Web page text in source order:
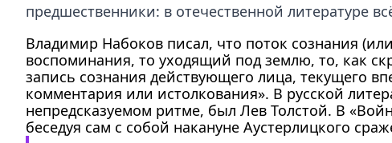
предшественники: в отечественной литературе
Владимир Набоков писал, что поток сознания
воспоминания, то уходящий под землю, то, как
запись сознания действующего лица, текущего
комментария или истолкования». В русской
непредсказуемом ритме, был Лев Толстой. В
беседуя сам с собой накануне Аустерлицкого